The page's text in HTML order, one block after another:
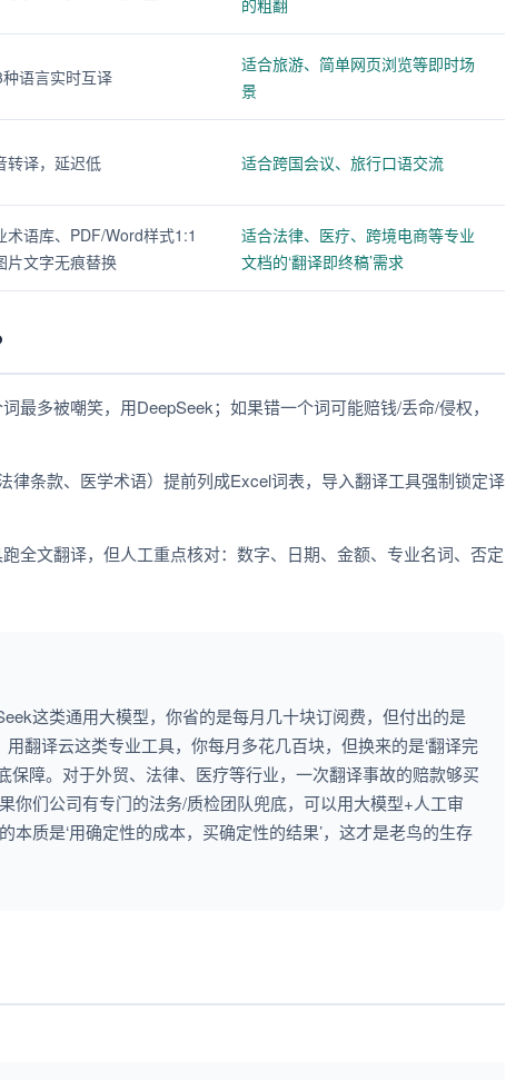
的粗翻
语言实时互译
适合旅游、简单网页浏览等即时场
景
转译，延迟低 适合跨国会议、旅行口语交流
术语库、PDF/Word样式1:1
片文字无痕替换
适合法律、医疗、跨境电商等专业
文档的‘翻译即终稿’需求
最多被嘲笑，用DeepSeek；如果错一个词可能赔钱/丢命/侵权，
律条款、医学术语）提前列成Excel词表，导入翻译工具强制锁定译
全文翻译，但人工重点核对：数字、日期、金额、专业名词、否定
这类通用大模型，你省的是每月几十块订阅费，但付出的是
翻译云这类专业工具，你每月多花几百块，但换来的是‘翻译完
保障。对于外贸、法律、医疗等行业，一次翻译事故的赔款够买
你们公司有专门的法务/质检团队兜底，可以用大模型+人工审
质是‘用确定性的成本，买确定性的结果’，这才是老鸟的生存